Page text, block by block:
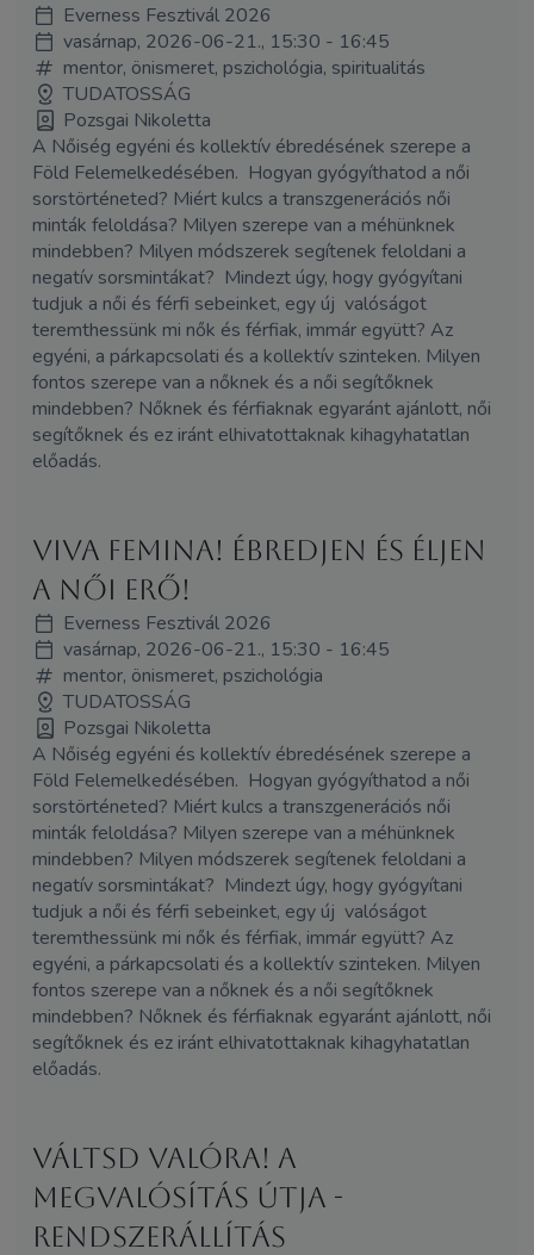
Everness Fesztivál 2026
vasárnap, 2026-06-21., 15:30 - 16:45
mentor, önismeret, pszichológia, spiritualitás
TUDATOSSÁG
Pozsgai Nikoletta
A Nőiség egyéni és kollektív ébredésének szerepe a
Föld Felemelkedésében. Hogyan gyógyíthatod a női
sorstörténeted? Miért kulcs a transzgenerációs női
minták feloldása? Milyen szerepe van a méhünknek
mindebben? Milyen módszerek segítenek feloldani a
negatív sorsmintákat? Mindezt úgy, hogy gyógyítani
tudjuk a női és férfi sebeinket, egy új valóságot
teremthessünk mi nők és férfiak, immár együtt? Az
egyéni, a párkapcsolati és a kollektív szinteken. Milyen
fontos szerepe van a nőknek és a női segítőknek
mindebben? Nőknek és férfiaknak egyaránt ajánlott, női
segítőknek és ez iránt elhivatottaknak kihagyhatatlan
előadás.
Viva Femina! Ébredjen és éljen
a női erő!
Everness Fesztivál 2026
vasárnap, 2026-06-21., 15:30 - 16:45
mentor, önismeret, pszichológia
TUDATOSSÁG
Pozsgai Nikoletta
A Nőiség egyéni és kollektív ébredésének szerepe a
Föld Felemelkedésében. Hogyan gyógyíthatod a női
sorstörténeted? Miért kulcs a transzgenerációs női
minták feloldása? Milyen szerepe van a méhünknek
mindebben? Milyen módszerek segítenek feloldani a
negatív sorsmintákat? Mindezt úgy, hogy gyógyítani
tudjuk a női és férfi sebeinket, egy új valóságot
teremthessünk mi nők és férfiak, immár együtt? Az
egyéni, a párkapcsolati és a kollektív szinteken. Milyen
fontos szerepe van a nőknek és a női segítőknek
mindebben? Nőknek és férfiaknak egyaránt ajánlott, női
segítőknek és ez iránt elhivatottaknak kihagyhatatlan
előadás.
Váltsd Valóra! A
megvalósítás útja -
rendszerállítás